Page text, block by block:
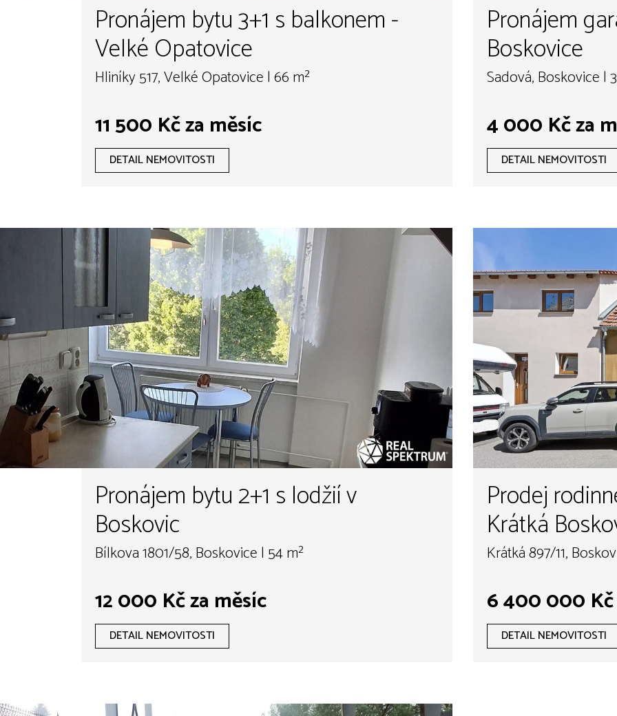
Pronájem bytu 3+1 s balkonem -
Velké Opatovice
Hliníky 517, Velké Opatovice | 66 m²
11 500 Kč za měsíc
DETAIL NEMOVITOSTI
Pronájem
Boskovice
Sadová, Boskovice |
4 000 Kč za
DETAIL NEMOVITOSTI
Pronájem bytu 2+1 s lodžií v
Boskovic
Bílkova 1801/58, Boskovice | 54 m²
12 000 Kč za měsíc
DETAIL NEMOVITOSTI
Prodej
Krátká
Krátká 897/11,
6 400 000 Kč
DETAIL NEMOVITOSTI